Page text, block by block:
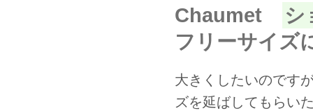
Chaumet
シ
フリーサイズ
大きくしたいのです
ズを延ばしてもら